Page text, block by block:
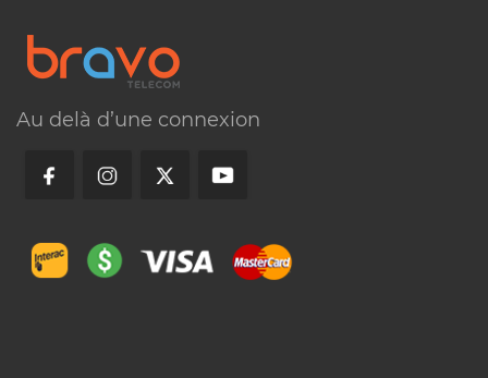
Au delà d’une connexion